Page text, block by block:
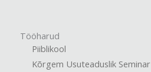
Tööharud
Piiblikool
Kõrgem Usuteaduslik Seminar